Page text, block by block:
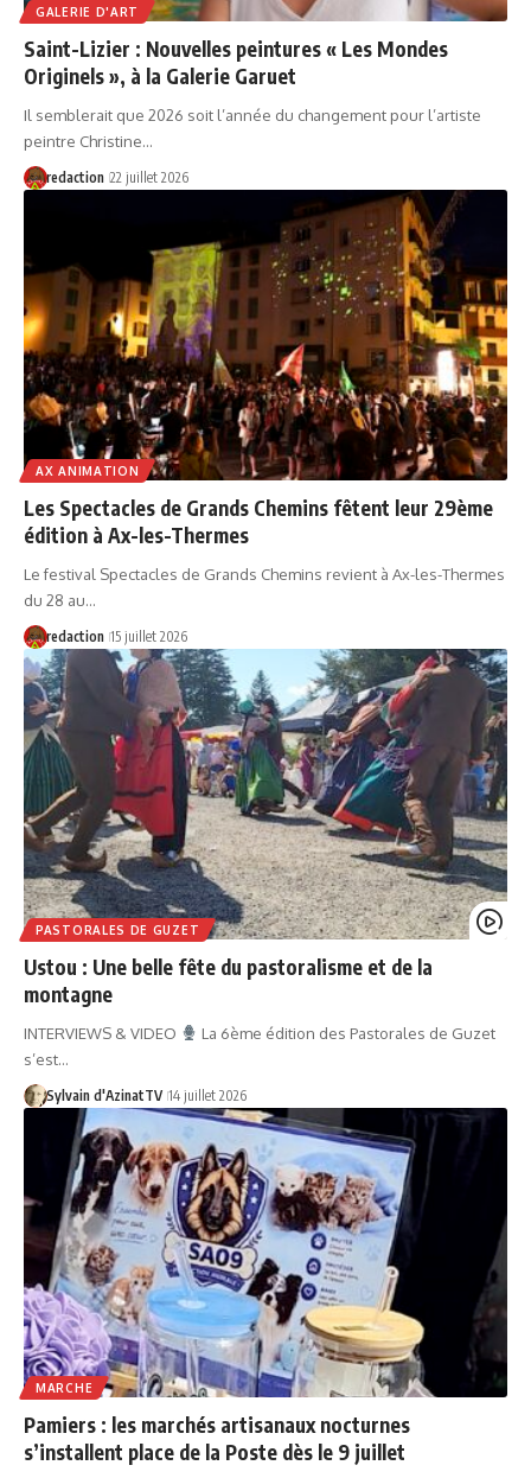
GALERIE D'ART
Saint-Lizier : Nouvelles peintures « Les Mondes
Originels », à la Galerie Garuet
Il semblerait que 2026 soit l’année du changement pour l’artiste
peintre Christine…
redaction 22 juillet 2026
AX ANIMATION
Les Spectacles de Grands Chemins fêtent leur 29ème
édition à Ax-les-Thermes
Le festival Spectacles de Grands Chemins revient à Ax-les-Thermes
du 28 au…
redaction 15 juillet 2026
PASTORALES DE GUZET
Ustou : Une belle fête du pastoralisme et de la
montagne
INTERVIEWS & VIDEO
La 6ème édition des Pastorales de Guzet
s’est…
Sylvain d'AzinatTV 14 juillet 2026
MARCHE
Pamiers : les marchés artisanaux nocturnes
s’installent place de la Poste dès le 9 juillet